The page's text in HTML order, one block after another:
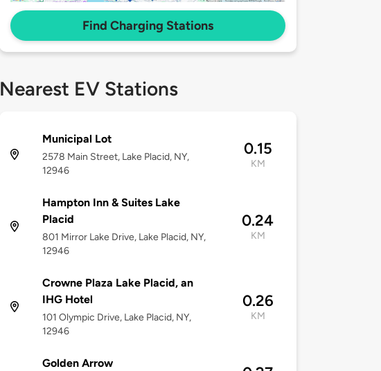
Find Charging Stations
Nearest EV Stations
Municipal Lot
2578 Main Street, Lake Placid, NY,
12946
0.15
KM
Hampton Inn & Suites Lake
Placid
801 Mirror Lake Drive, Lake Placid, NY,
12946
0.24
KM
Crowne Plaza Lake Placid, an
IHG Hotel
101 Olympic Drive, Lake Placid, NY,
12946
0.26
KM
Golden Arrow